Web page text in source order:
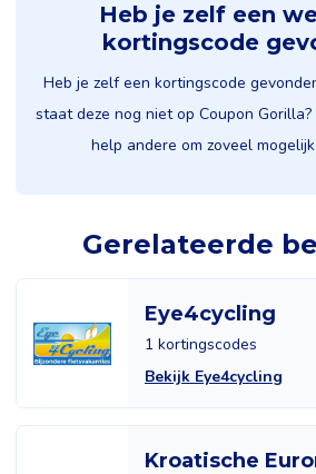
Heb je zelf een
kortingscode
Heb je zelf een kortingscode
staat deze nog niet op Coupon
help andere om zoveel
Gerelateerde
Eye4cycling
1 kortingscodes
Bekijk Eye4cycling
Kroatische